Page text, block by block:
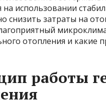
на использовании
снизить затраты на
отопления и какие
работы